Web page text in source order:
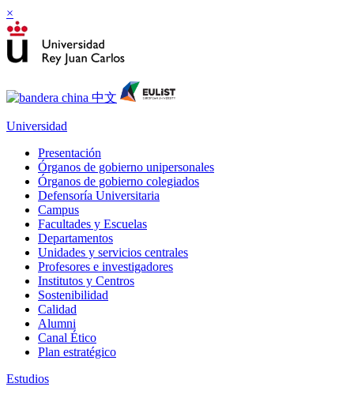
×
Universidad
Presentación
Órganos de gobierno unipersonales
Órganos de gobierno colegiados
Defensoría Universitaria
Campus
Facultades y Escuelas
Departamentos
Unidades y servicios centrales
Profesores e investigadores
Institutos y Centros
Sostenibilidad
Calidad
Alumni
Canal Ético
Plan estratégico
Estudios